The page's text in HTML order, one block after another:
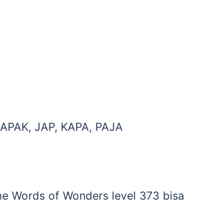
JAP, KAPA, PAJA
Words of Wonders level 373 bisa